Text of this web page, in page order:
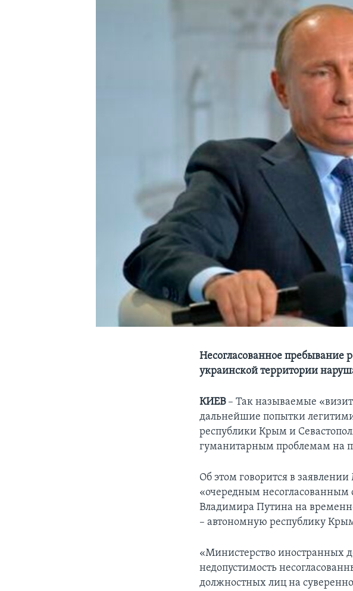
Несогласованное пребывание
украинской территории
КИЕВ– Так называемые
дальнейшие попытки
республики Крым и
гуманитарным проблемам на
Об этом говорится в
«очередным несогласованным
Владимира Путина на
– автономную республику
«Министерство иностранных
недопустимость
должностных лиц на